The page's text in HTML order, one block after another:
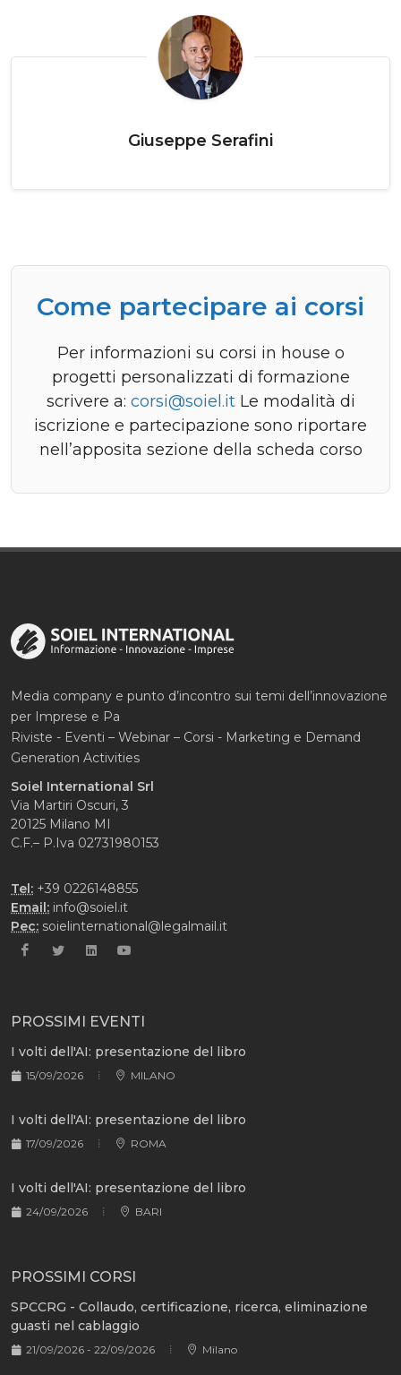
Giuseppe Serafini
Come partecipare ai corsi
Per informazioni su corsi in house o
progetti personalizzati di formazione
scrivere a: corsi@soiel.itLe modalità di
iscrizione e partecipazione sono riportare
nell’apposita sezione della scheda corso
Media company e punto d’incontro sui temi dell’innovazione
per Imprese e Pa
Riviste - Eventi – Webinar – Corsi - Marketing e Demand
Generation Activities
Soiel International Srl
Via Martiri Oscuri, 3
20125 Milano MI
C.F.– P.Iva 02731980153
Tel: +39 0226148855
Email: info@soiel.it
Pec: soielinternational@legalmail.it
PROSSIMI EVENTI
I volti dell'AI: presentazione del libro
15/09/2026 MILANO
I volti dell'AI: presentazione del libro
17/09/2026 ROMA
I volti dell'AI: presentazione del libro
24/09/2026 BARI
PROSSIMI CORSI
SPCCRG - Collaudo, certificazione, ricerca, eliminazione
guasti nel cablaggio
21/09/2026 - 22/09/2026 Milano